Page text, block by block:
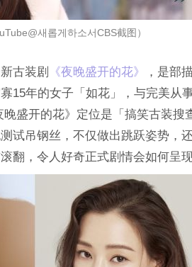
새롭게하소서CBS截图）
古装剧 ‎《夜晚盛开的花》‎
，是部
15年的女子「如花」，与完美从事
盛开的花》定位是「搞笑古装搜
试吊钢丝，不仅做出跳跃姿势，
翻，令人好奇正式剧情会如何呈现